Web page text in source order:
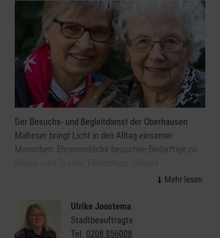
Der Besuchs- und Begleitdienst der Oberhausen
Malteser bringt Licht in den Alltag einsamer
Menschen. Ehrenamtliche besuchen Bedürftige zu
Ehrenamtlichen haben ein offenes Ohr und gehen
Lebenssituation der Menschen ein. Es wird Raum für
die persönlichen Bedürfnisse, für die
Lebensgeschichte und das aktuelle Befinden
Ulrike Joostema
Stadtbeauftragte
Tel. 0208 856008